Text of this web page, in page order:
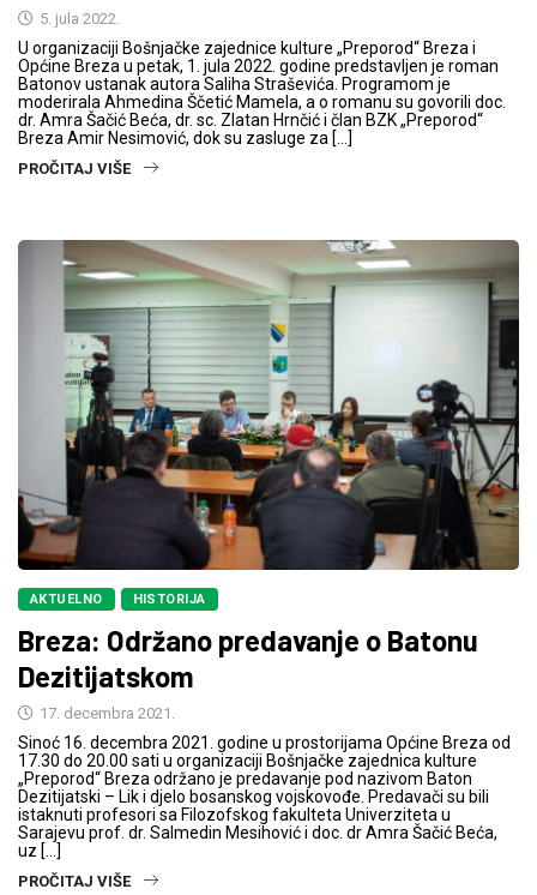
5. jula 2022.
U organizaciji Bošnjačke zajednice kulture „Preporod“ Breza i
Općine Breza u petak, 1. jula 2022. godine predstavljen je roman
Batonov ustanak autora Saliha Straševića. Programom je
moderirala Ahmedina Ščetić Mamela, a o romanu su govorili doc.
dr. Amra Šačić Beća, dr. sc. Zlatan Hrnčić i član BZK „Preporod“
Breza Amir Nesimović, dok su zasluge za […]
PROČITAJ VIŠE
AKTUELNO HISTORIJA
Breza: Održano predavanje o Batonu
Dezitijatskom
17. decembra 2021.
Sinoć 16. decembra 2021. godine u prostorijama Općine Breza od
17.30 do 20.00 sati u organizaciji Bošnjačke zajednica kulture
„Preporod“ Breza održano je predavanje pod nazivom Baton
Dezitijatski – Lik i djelo bosanskog vojskovođe. Predavači su bili
istaknuti profesori sa Filozofskog fakulteta Univerziteta u
Sarajevu prof. dr. Salmedin Mesihović i doc. dr Amra Šačić Beća,
uz […]
PROČITAJ VIŠE